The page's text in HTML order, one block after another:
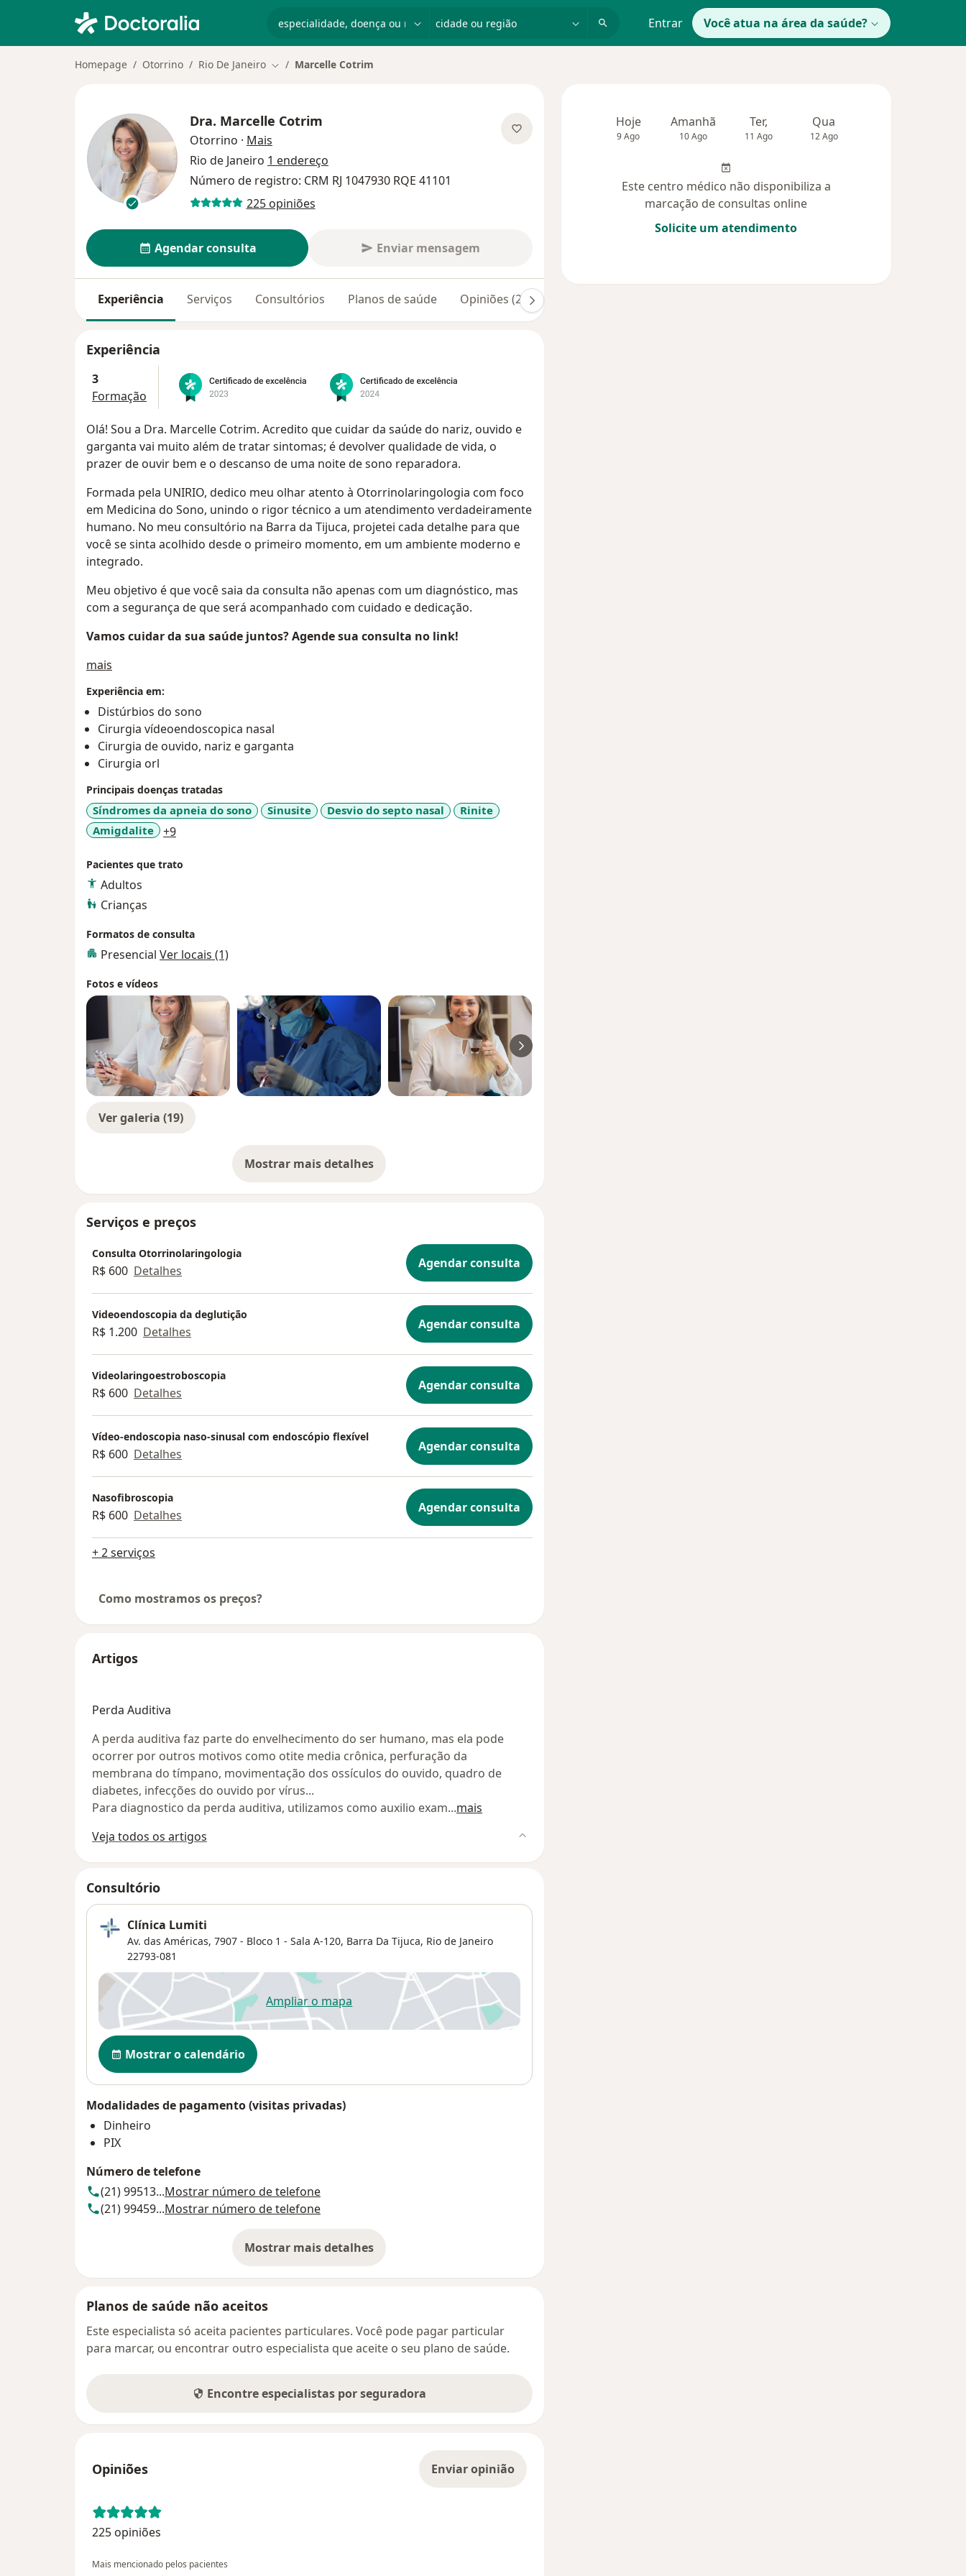
Entrar Você atua na área da saúde?
Homepage Otorrino Rio De Janeiro Mudar de cidade
Marcelle Cotrim
Dra. Marcelle Cotrim
Otorrino · Mais
Rio de Janeiro 1 endereço
Número de registro: CRM RJ 1047930 RQE 41101
225 opiniões
Agendar consulta Enviar mensagem
Experiência Serviços Consultórios Planos de saúde Opiniões (225)
Experiência
3
Formação
Olá! Sou a Dra. Marcelle Cotrim. Acredito que cuidar da saúde do nariz, ouvido e
garganta vai muito além de tratar sintomas; é devolver qualidade de vida, o
prazer de ouvir bem e o descanso de uma noite de sono reparadora.
Formada pela UNIRIO, dedico meu olhar atento à Otorrinolaringologia com foco
em Medicina do Sono, unindo o rigor técnico a um atendimento verdadeiramente
humano. No meu consultório na Barra da Tijuca, projetei cada detalhe para que
você se sinta acolhido desde o primeiro momento, em um ambiente moderno e
integrado.
Meu objetivo é que você saia da consulta não apenas com um diagnóstico, mas
com a segurança de que será acompanhado com cuidado e dedicação.
Vamos cuidar da sua saúde juntos? Agende sua consulta no link!
mais
Experiência em:
Distúrbios do sono
Cirurgia vídeoendoscopica nasal
Cirurgia de ouvido, nariz e garganta
Cirurgia orl
Principais doenças tratadas
Síndromes da apneia do sono Sinusite Desvio do septo nasal
Rinite
Amigdalite
+9a11y_sr_more_diseases
Pacientes que trato
Adultos
Crianças
Formatos de consulta
Presencial Ver locais (1)
Fotos e vídeos
Ver galeria (19)
Mostrar mais detalhes
sobre a experiência
Serviços e preços
Consulta Otorrinolaringologia
R$ 600 Detalhes Agendar consulta
Videoendoscopia da deglutição
R$ 1.200 Detalhes Agendar consulta
Videolaringoestroboscopia
R$ 600 Detalhes Agendar consulta
Vídeo-endoscopia naso-sinusal com endoscópio flexível
R$ 600 Detalhes Agendar consulta
Nasofibroscopia
R$ 600 Detalhes Agendar consulta
+ 2 serviços
Como mostramos os preços?
Artigos
Perda Auditiva
A perda auditiva faz parte do envelhecimento do ser humano, mas ela pode
ocorrer por outros motivos como otite media crônica, perfuração da
membrana do tímpano, movimentação dos ossículos do ouvido, quadro de
diabetes, infecções do ouvido por vírus...
Para diagnostico da perda auditiva, utilizamos como auxilio exam...mais
Veja todos os artigos
Consultório
Clínica Lumiti
Av. das Américas, 7907 - Bloco 1 - Sala A-120, Barra Da Tijuca, Rio de Janeiro
22793-081
Ampliar o mapaabre num novo separador
Disponibilidade
Mostrar o calendário
Modalidades de pagamento (visitas privadas)
Dinheiro
PIX
Número de telefone
(21) 99513...Mostrar número de telefone
(21) 99459...Mostrar número de telefone
Mostrar mais detalhes
sobre o endereço
Planos de saúde não aceitos
Este especialista só aceita pacientes particulares. Você pode pagar particular
para marcar, ou encontrar outro especialista que aceite o seu plano de saúde.
Encontre especialistas por seguradora
Opiniões Enviar opinião
225 opiniões
Mais mencionado pelos pacientes
Hoje
9 Ago
Amanhã
10 Ago
Ter,
11 Ago
Qua
12 Ago
Este centro médico não disponibiliza a
marcação de consultas online
Solicite um atendimento